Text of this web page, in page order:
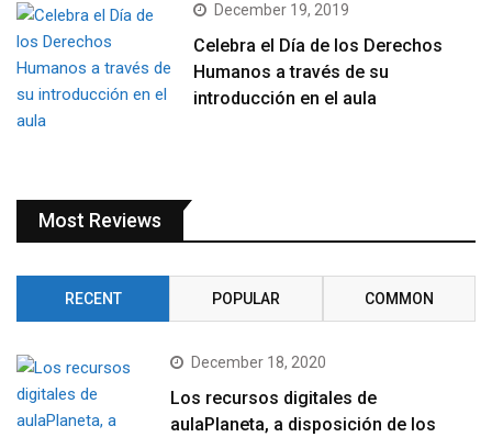
December 19, 2019
Celebra el Día de los Derechos
Humanos a través de su
introducción en el aula
Most Reviews
RECENT POPULAR COMMON
December 18, 2020
Los recursos digitales de
aulaPlaneta, a disposición de los